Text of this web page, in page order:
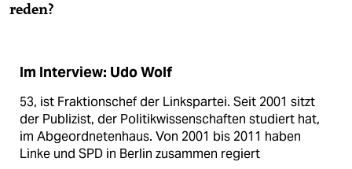
reden?
Im Interview: Udo Wolf
53, ist Fraktionschef der Linkspartei. Seit 2001 sitzt
der Publizist, der Politikwissenschaften studiert hat,
im Abgeordnetenhaus. Von 2001 bis 2011 haben
Linke und SPD in Berlin zusammen regiert